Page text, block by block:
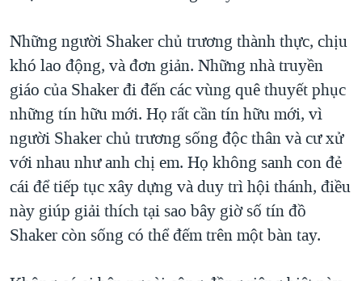
Những người Shaker chủ trương thành thực, chịu
khó lao động, và đơn giản. Những nhà truyền
giáo của Shaker đi đến các vùng quê thuyết phục
những tín hữu mới. Họ rất cần tín hữu mới, vì
người Shaker chủ trương sống độc thân và cư xử
với nhau như anh chị em. Họ không sanh con đẻ
cái để tiếp tục xây dựng và duy trì hội thánh, điều
này giúp giải thích tại sao bây giờ số tín đồ
Shaker còn sống có thể đếm trên một bàn tay.